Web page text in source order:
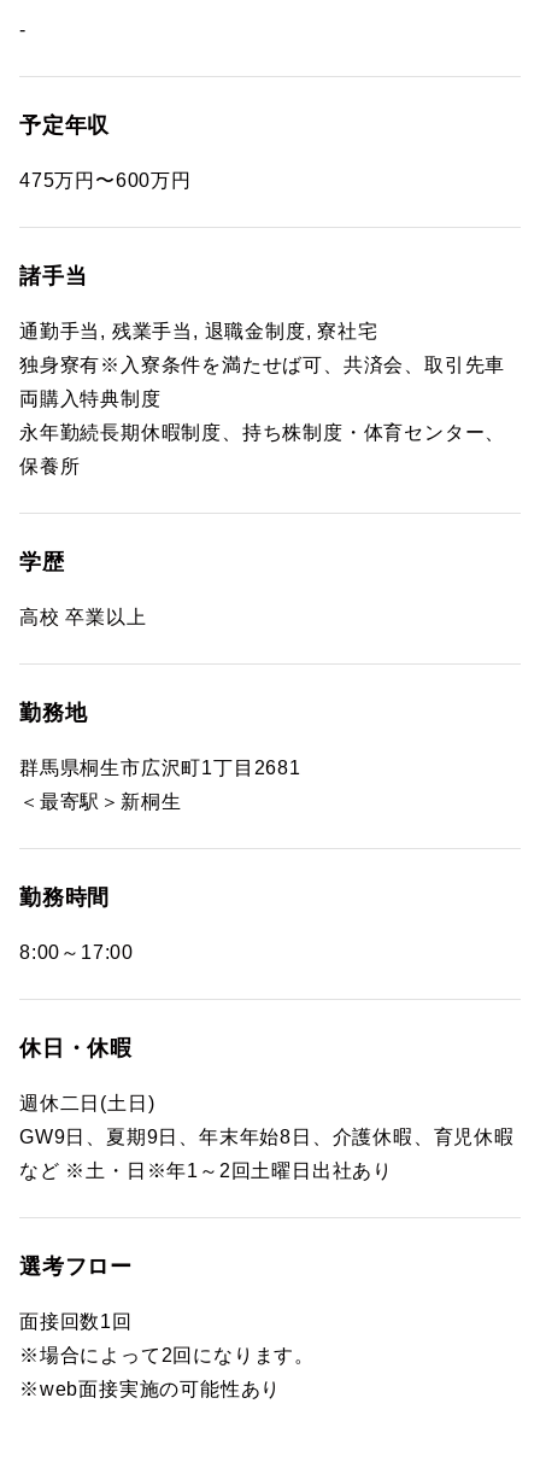
-
予定年収
475万円〜600万円
諸手当
通勤手当, 残業手当, 退職金制度, 寮社宅
独身寮有※入寮条件を満たせば可、共済会、取引先車
両購入特典制度
永年勤続長期休暇制度、持ち株制度・体育センター、
保養所
学歴
高校 卒業以上
勤務地
群馬県桐生市広沢町1丁目2681
＜最寄駅＞新桐生
勤務時間
8:00～17:00
休日・休暇
週休二日(土日)
GW9日、夏期9日、年末年始8日、介護休暇、育児休暇
など ※土・日※年1～2回土曜日出社あり
選考フロー
面接回数1回
※場合によって2回になります。
※web面接実施の可能性あり